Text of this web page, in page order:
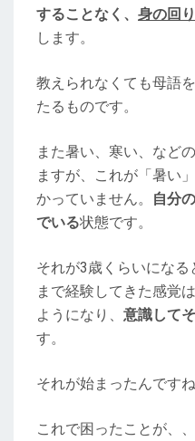
することなく、 身の回
します。
教えられなくても母語
たるものです。
また暑い、寒い、など
ますが、これが「暑い
かっていません。
自分
でいる状態です。
それが3歳くらいにな
まで経験してきた感覚
ようになり、 意識して
す。
それが始まったんですね
これで困ったことが、、